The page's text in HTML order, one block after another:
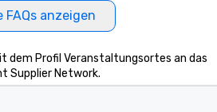
FAQs anzeigen
dem Profil Veranstaltungsortes an das
Supplier Network.